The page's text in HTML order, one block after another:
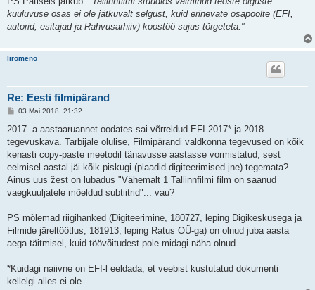
kuuluvuse osas ei ole jätkuvalt selgust, kuid erinevate osapoolte (EFI,
autorid, esitajad ja Rahvusarhiiv) koostöö sujus tõrgeteta."
liromeno
Re: Eesti filmipärand
P
s
i
t
s
03 Mai 2018, 21:32
2017. a aastaaruannet oodates sai võrreldud EFI 2017* ja 2018
tegevuskava. Tarbijale olulise, Filmipärandi valdkonna tegevused on kõik
kenasti copy-paste meetodil tänavusse aastasse vormistatud, sest
eelmisel aastal jäi kõik piskugi (plaadid-digiteerimised jne) tegemata?
Ainus uus žest on lubadus "Vähemalt 1 Tallinnfilmi film on saanud
vaegkuuljatele mõeldud subtiitrid"... vau?
PS mõlemad riigihanked (Digiteerimine, 180727, leping Digikeskusega ja
Filmide järeltöötlus, 181913, leping Ratus OÜ-ga) on olnud juba aasta
aega täitmisel, kuid töövõitudest pole midagi näha olnud.
*Kuidagi naiivne on EFI-l eeldada, et veebist kustutatud dokumenti
kellelgi alles ei ole...